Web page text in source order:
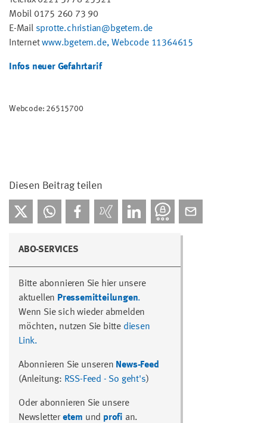
Mobil 0175 260 73 90
E-Mail sprotte.christian@bgetem.de
Internetwww.bgetem.de, Webcode 11364615
Infos neuer Gefahrtarif
Webcode: 26515700
Diesen Beitrag teilen
ABO-SERVICES
Bitte abonnieren Sie hier unsere
aktuellen Pressemitteilungen.
Wenn Sie sich wieder abmelden
möchten, nutzen Sie bitte diesen
Link.
Abonnieren Sie unseren News-Feed
(Anleitung: RSS-Feed - So geht's)
Oder abonnieren Sie unsere
Newsletteretem und profi an.